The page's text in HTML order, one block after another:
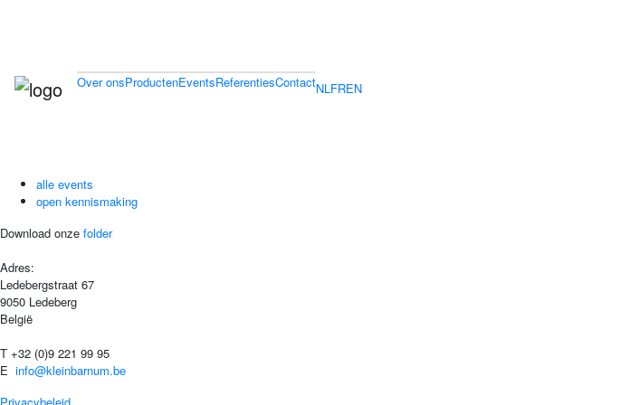
Over onsProductenEventsReferentiesContactNL FREN
alle events
open kennismaking
Download onze folder
Adres:
Ledebergstraat 67
9050 Ledeberg
België
T +32 (0)9 221 99 95
E info@kleinbarnum.be